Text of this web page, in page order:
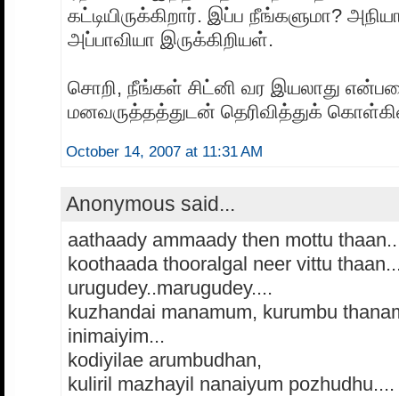
கட்டியிருக்கிறார். இப்ப நீங்களுமா?
அப்பாவியா இருக்கிறியள்.
சொறி, நீங்கள் சிட்னி வர இயலாது
மனவருத்தத்துடன் தெரிவித்துக்
October 14, 2007 at 11:31 AM
Anonymous said...
aathaady ammaady then mottu
koothaada thooralgal neer vittu
urugudey..marugudey....
kuzhandai manamum, kurumbu
inimaiyim...
kodiyilae arumbudhan,
kuliril mazhayil nanaiyum pozhudhu....